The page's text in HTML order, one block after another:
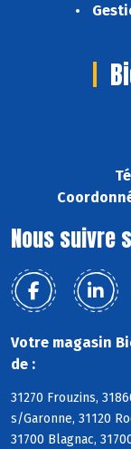
Nous suivre
Votre magasin
de :
31270 Frouzins,
s/Garonne, 31120
31700 Blagnac,